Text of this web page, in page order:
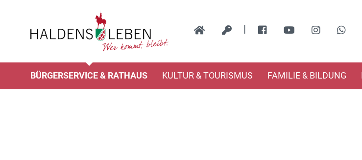
|
BÜRGERSERVICE & RATHAUS KULTUR & TOURISMUS FAMILIE & BILDUNG